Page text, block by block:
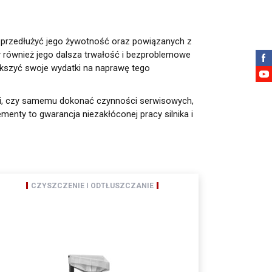
jego żywotność oraz powiązanych z
jego dalsza trwałość i bezproblemowe
swoje wydatki na naprawę tego
czy samemu dokonać czynności serwisowych,
to gwarancja niezakłóconej pracy silnika i
CZYSZCZENIE I ODTŁUSZCZANIE
z 04.05.2016)
zwana dalej Spółką,
rozporządzenia o